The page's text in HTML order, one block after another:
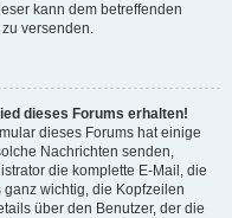
kann dem betreffenden
versenden.
dieses Forums erhalten!
dieses Forums hat einige
Nachrichten senden,
die komplette E-Mail, die
wichtig, die Kopfzeilen
über den Benutzer, der die